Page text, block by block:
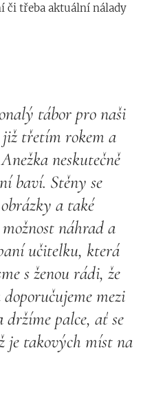
či třeba aktuální nálady
tábor pro naši
třetím rokem a
neskutečně
baví. Stěny se
a také
náhrad a
učitelku, která
s ženou rádi, že
mezi
palce, ať se
je takových míst na